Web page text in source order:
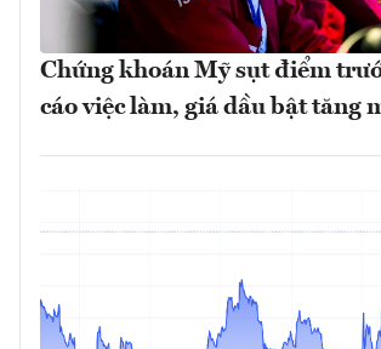
Chứng khoán Mỹ sụt điểm
cáo việc làm, giá dầu bật tăng